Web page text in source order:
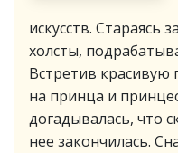
искусств. Стараясь
холсты,
Встретив красивую
на принца и
догадывалась, что
нее закончилась.